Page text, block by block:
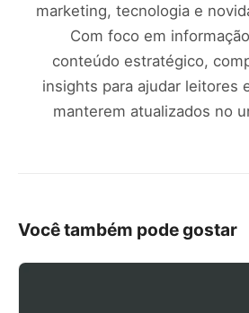
marketing, tecnologia e
Com foco em
conteúdo estratégico,
insights para ajudar leitores
manterem atualizados no
Você também pode gostar